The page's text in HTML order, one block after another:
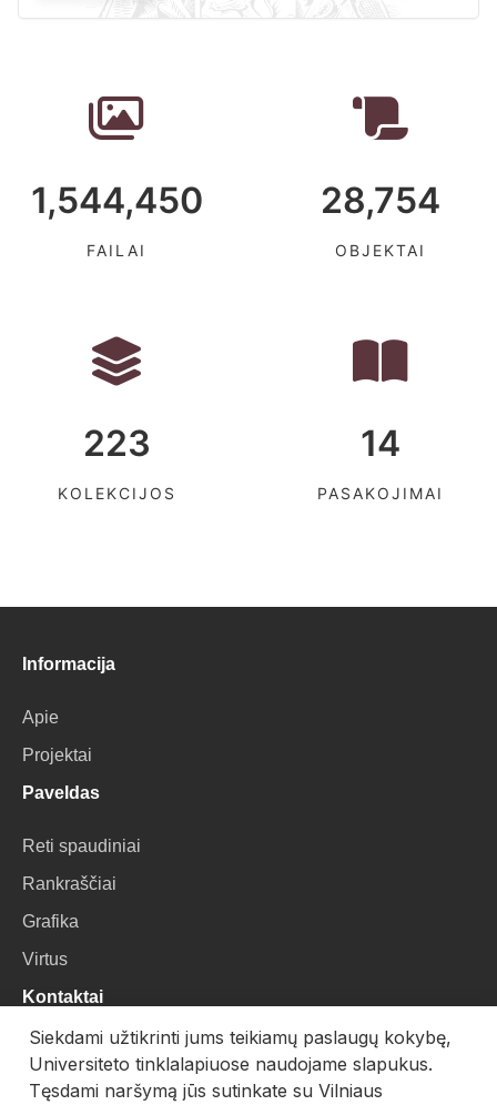
1,544,450
FAILAI
28,754
OBJEKTAI
223
KOLEKCIJOS
14
PASAKOJIMAI
Informacija
Apie
Projektai
Paveldas
Reti spaudiniai
Rankraščiai
Grafika
Virtus
Kontaktai
VU Biblioteka
Universiteto g. 3, LT-01122, Vilnius
Siekdami užtikrinti jums teikiamų paslaugų kokybę,
Universiteto tinklalapiuose naudojame slapukus.
Tęsdami naršymą jūs sutinkate su Vilniaus